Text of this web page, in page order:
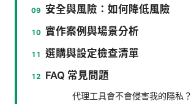
安全與風險：如何降低風險
實作案例與場景分析
選購與設定檢查清單
FAQ 常見問題
代理工具會不會侵害我的隱私？